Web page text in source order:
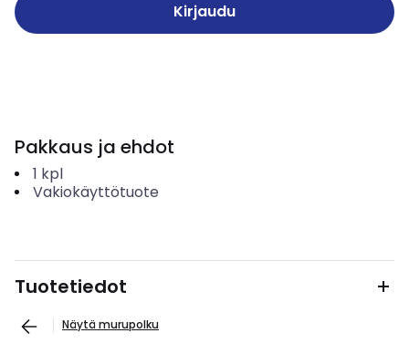
Kirjaudu
Pakkaus ja ehdot
1 kpl
Vakiokäyttötuote
Tuotetiedot
Näytä murupolku